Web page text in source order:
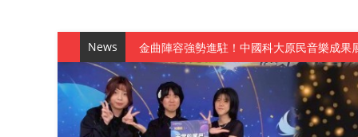
News
金曲陣容強勢進駐！中國科大原民音樂成果
數媒系《天堂的尾巴》、《礦影》勇奪台灣
師生攜手磨練一個月！觀管系榮獲天籟盃全
一銀彭仁主中國科大開講 解密AI時代的金